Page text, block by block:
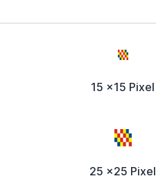
15 x15 Pixel
25 x25 Pixel